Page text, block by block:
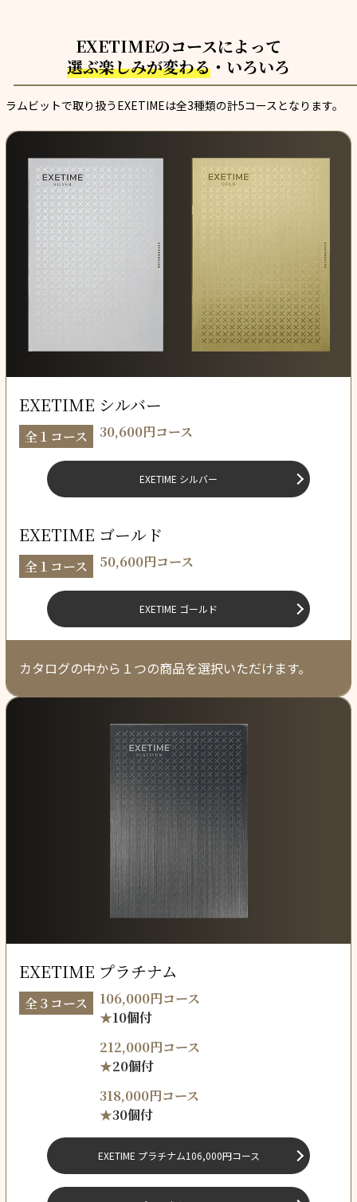
EXETIMEのコースによって
選ぶ楽しみが変わる ・いろいろ
ラムビットで取り扱うEXETIMEは全3種類の計5コースとなります。
EXETIME シルバー
全１コース 30,600円コース
EXETIME シルバー
EXETIME ゴールド
全１コース 50,600円コース
EXETIME ゴールド
カタログの中から１つの商品を選択いただけます。
EXETIME プラチナム
全３コース
106,000円コース
★10個付
212,000円コース
★20個付
318,000円コース
★30個付
EXETIME プラチナム106,000円コース